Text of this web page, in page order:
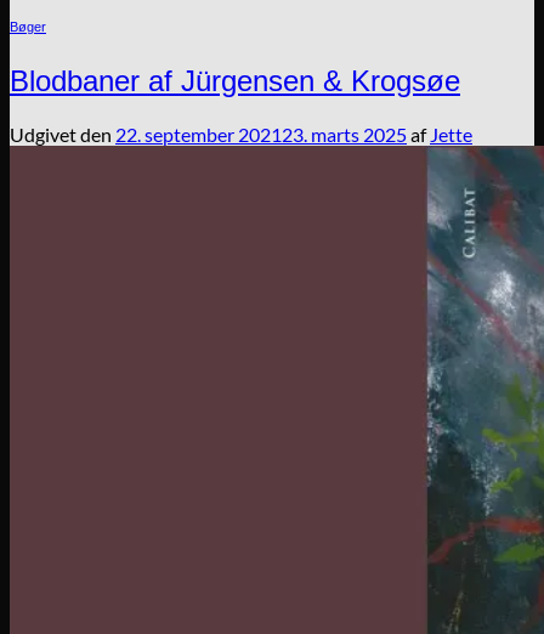
Bøger
Blodbaner af Jürgensen & Krogsøe
Udgivet den 22. september 202123. marts 2025af Jette